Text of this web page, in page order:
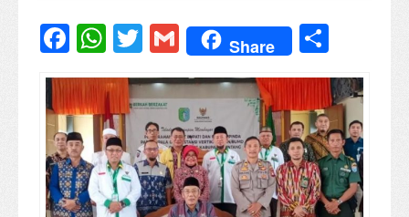
Facebook
WhatsApp
TwitterGmail
Share